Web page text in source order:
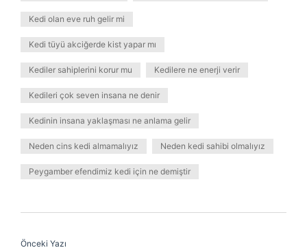
Kedi olan eve ruh gelir mi
Kedi tüyü akciğerde kist yapar mı
Kediler sahiplerini korur mu Kedilere ne enerji verir
Kedileri çok seven insana ne denir
Kedinin insana yaklaşması ne anlama gelir
Neden cins kedi almamalıyız Neden kedi sahibi olmalıyız
Peygamber efendimiz kedi için ne demiştir
Önceki Yazı